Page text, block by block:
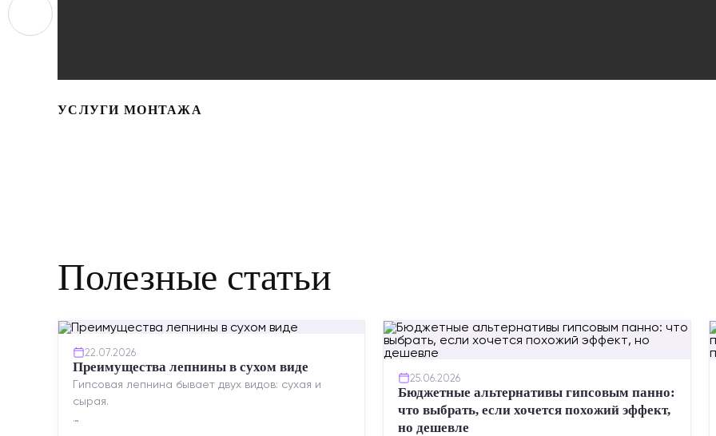
УСЛУГИ МОНТАЖА
Полезные статьи
22.07.2026
Преимущества лепнины в сухом виде
Гипсовая лепнина бывает двух видов: сухая и
сырая.
25.06.2026
Бюджетные альтернативы гипсовым панно:
что выбрать, если хочется похожий эффект,
но дешевле